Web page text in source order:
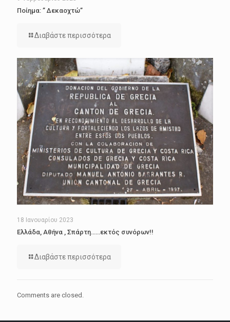
Ποίημα: ” Δεκαοχτώ”
Διαβάστε περισσότερα
18 Ιανουαρίου 2023
Ελλάδα, Αθήνα , Σπάρτη……εκτός συνόρων!!
Διαβάστε περισσότερα
Comments are closed.